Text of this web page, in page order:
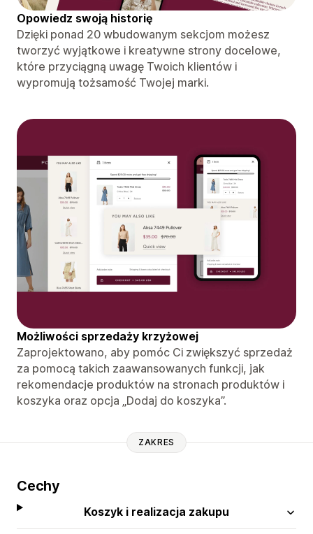
Opowiedz swoją historię
Dzięki ponad 20 wbudowanym sekcjom możesz
tworzyć wyjątkowe i kreatywne strony docelowe,
które przyciągną uwagę Twoich klientów i
wypromują tożsamość Twojej marki.
Możliwości sprzedaży krzyżowej
Zaprojektowano, aby pomóc Ci zwiększyć sprzedaż
za pomocą takich zaawansowanych funkcji, jak
rekomendacje produktów na stronach produktów i
koszyka oraz opcja „Dodaj do koszyka”.
ZAKRES
Cechy
Koszyk i realizacja zakupu